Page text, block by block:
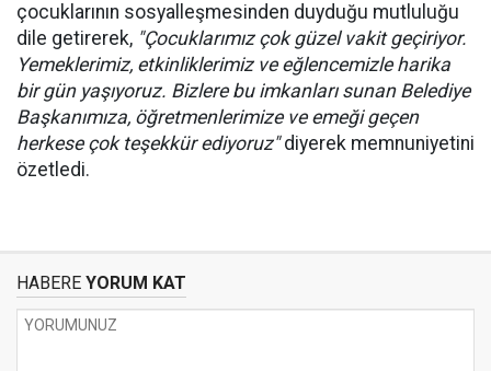
çocuklarının sosyalleşmesinden duyduğu mutluluğu
dile getirerek, "Çocuklarımız çok güzel vakit geçiriyor.
Yemeklerimiz, etkinliklerimiz ve eğlencemizle harika
bir gün yaşıyoruz. Bizlere bu imkanları sunan Belediye
Başkanımıza, öğretmenlerimize ve emeği geçen
herkese çok teşekkür ediyoruz"diyerek memnuniyetini
özetledi.
HABERE YORUM KAT